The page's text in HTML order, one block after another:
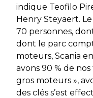
indique Teofilo
Henry Steyaert.
70 personnes,
dont le parc
moteurs, Scania
avons 90 % de
gros moteurs »,
des clés s’est